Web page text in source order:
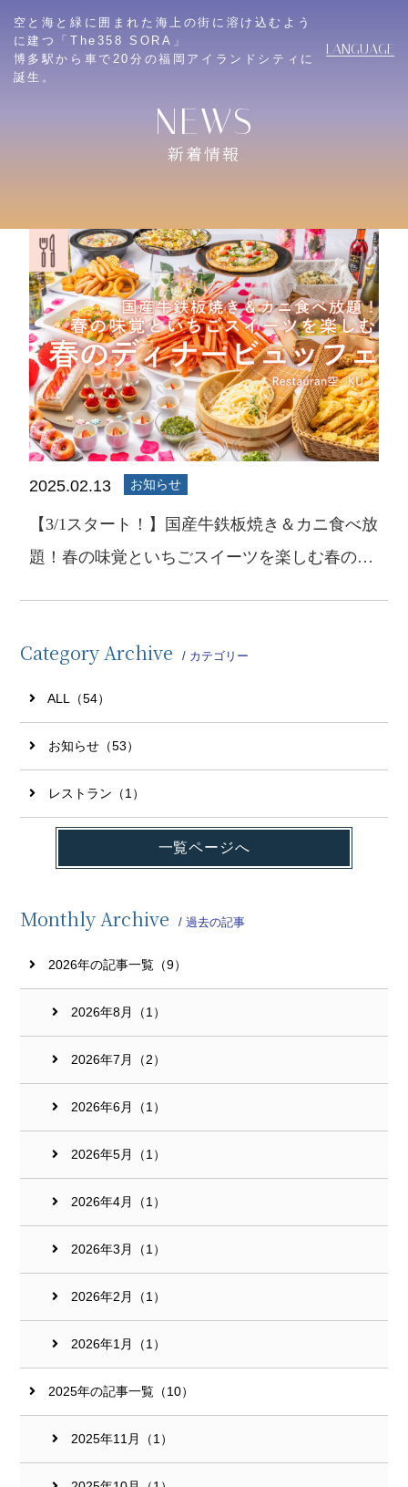
空と海と緑に囲まれた海上の街に溶け込むよう
に建つ「The358 SORA」
博多駅から車で20分の福岡アイランドシティに
誕生。
LANGUAGE
新着情報
2025.02.13 お知らせ
【3/1スタート！】国産牛鉄板焼き＆カニ食べ放
題！春の味覚といちごスイーツを楽しむ春のデ
Category Archive / カテゴリー
ALL（54）
お知らせ（53）
レストラン（1）
一覧ページへ
Monthly Archive / 過去の記事
2026年の記事一覧（9）
2026年8月（1）
2026年7月（2）
2026年6月（1）
2026年5月（1）
2026年4月（1）
2026年3月（1）
2026年2月（1）
2026年1月（1）
2025年の記事一覧（10）
2025年11月（1）